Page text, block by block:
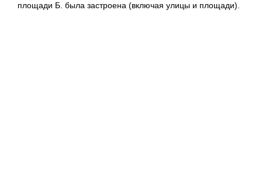
площади Б. была застроена (включая улицы и площади).